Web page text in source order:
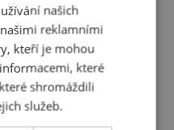
našich
reklamními
kteří je mohou
které
shromáždili
služeb.